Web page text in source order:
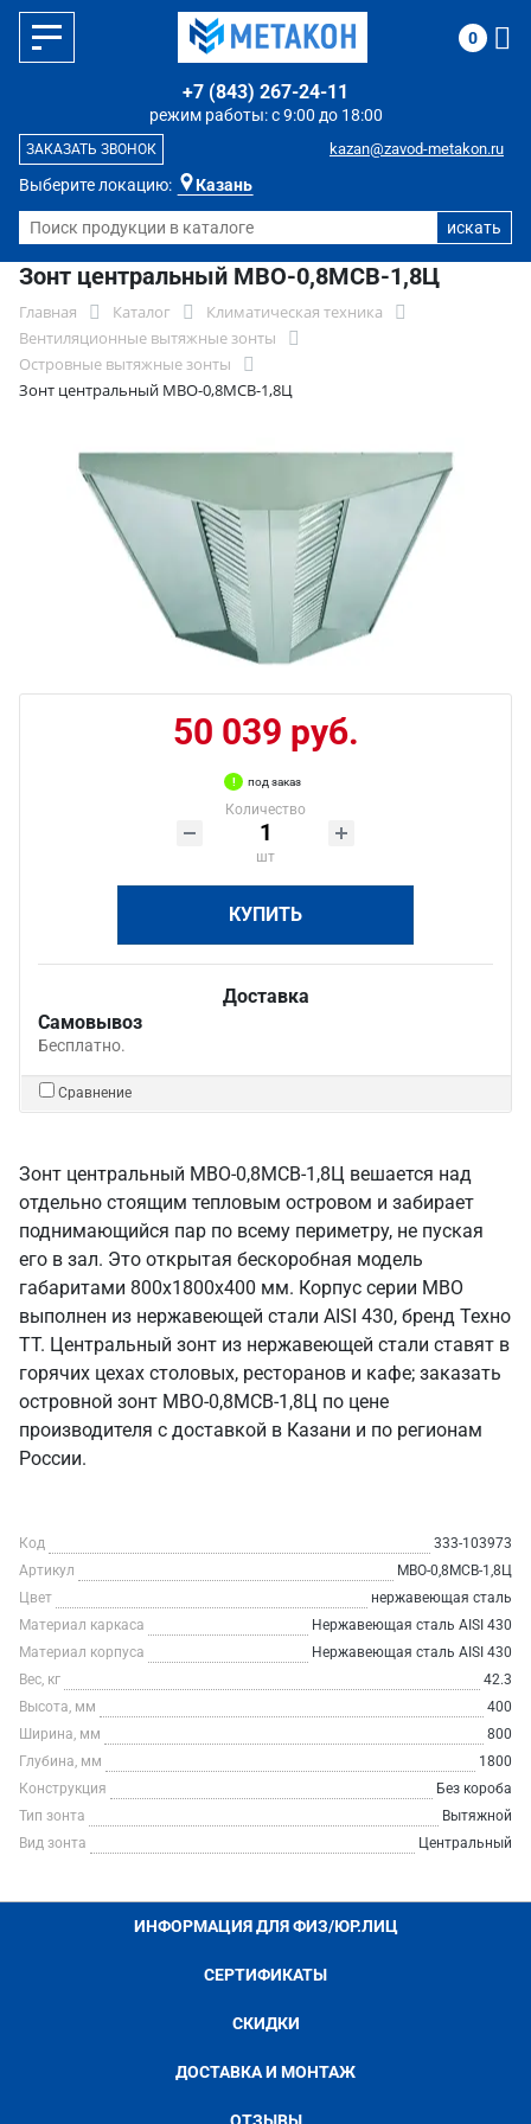
Выберите локацию: Казань
режим работы: с 9:00 до 18:00
+7 (843) 267-24-11
kazan@zavod-metakon.ru
ЗАКАЗАТЬ ЗВОНОК
0
Зонт центральный МВО-0,8МСВ-1,8Ц
Главная Каталог
Климатическая техника
Вентиляционные вытяжные зонты
Островные вытяжные зонты
Зонт центральный МВО-0,8МСВ-1,8Ц
50 039 руб.
под заказ
Количество
шт
КУПИТЬ
Доставка
Самовывоз
Бесплатно.
Сравнение
Зонт центральный МВО-0,8МСВ-1,8Ц вешается над
отдельно стоящим тепловым островом и забирает
поднимающийся пар по всему периметру, не пуская
его в зал. Это открытая бескоробная модель
габаритами 800х1800х400 мм. Корпус серии МВО
выполнен из нержавеющей стали AISI 430, бренд Техно
ТТ. Центральный зонт из нержавеющей стали ставят в
горячих цехах столовых, ресторанов и кафе; заказать
островной зонт МВО-0,8МСВ-1,8Ц по цене
производителя с доставкой в Казани и по регионам
России.
Код
333-103973
Артикул
МВО-0,8МСВ-1,8Ц
Цвет
нержавеющая сталь
Материал каркаса
Нержавеющая сталь AISI 430
Материал корпуса
Нержавеющая сталь AISI 430
Вес, кг
42.3
Высота, мм
400
Ширина, мм
800
Глубина, мм
1800
Конструкция
Без короба
Тип зонта
Вытяжной
Вид зонта
Центральный
ИНФОРМАЦИЯ ДЛЯ ФИЗ/ЮР.ЛИЦ
СЕРТИФИКАТЫ
СКИДКИ
ДОСТАВКА И МОНТАЖ